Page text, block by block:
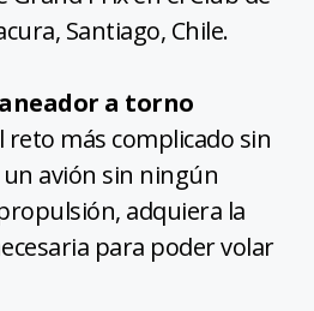
Santiago, Chile.
a torno
reto más complicado sin
avión sin ningún
adquiera la
para poder volar